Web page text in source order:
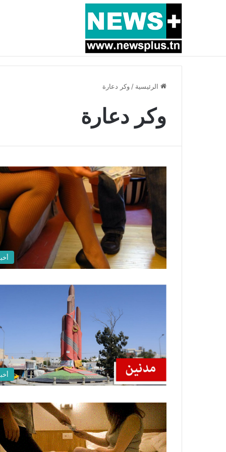
أخبار عاجلة عرف نجاحات كبيرة مع الترجي: تعيين معين الشعباني
الرئيسية / وكر دعارة
وكر دعارة